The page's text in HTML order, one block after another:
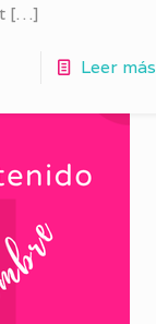
[…]
Leer más